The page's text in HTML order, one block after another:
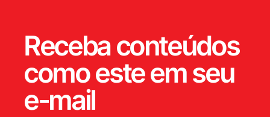
Receba conteúdos
como este em seu
e-mail